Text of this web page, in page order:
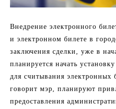
Внедрение электронного
и электронном билете в
заключения сделки, уже в
планируется начать
для считывания электронных
говорит мэр, планируют
предоставления